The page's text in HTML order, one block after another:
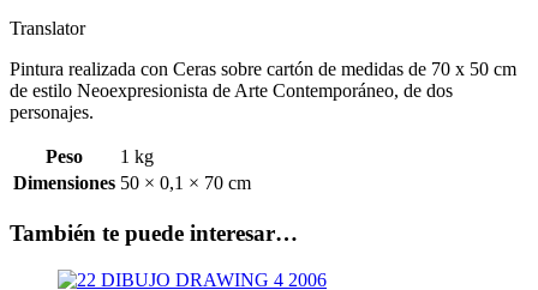
Translator
Pintura realizada con Ceras sobre cartón de medidas de 70 x 50 cm
de estilo Neoexpresionista de Arte Contemporáneo, de dos
personajes.
Peso
1 kg
Dimensiones 50 × 0,1 × 70 cm
También te puede interesar…